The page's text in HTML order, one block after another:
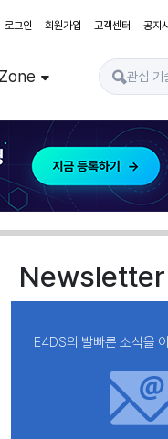
로그인 회원가입 고객센터 공지
Newsletter
E4DS의 발빠른 소식을